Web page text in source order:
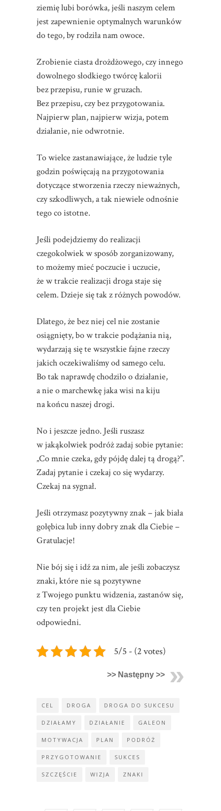
ziemię lubi borówka, jeśli naszym celem
jest zapewnienie optymalnych warunków
do tego, by rodziła nam owoce.
Zrobienie ciasta drożdżowego, czy innego
dowolnego słodkiego twórcę kalorii
bez przepisu, runie w gruzach.
Bez przepisu, czy bez przygotowania.
Najpierw plan, najpierw wizja, potem
działanie, nie odwrotnie.
To wielce zastanawiające, że ludzie tyle
godzin poświęcają na przygotowania
dotyczące stworzenia rzeczy nieważnych,
czy szkodliwych, a tak niewiele odnośnie
tego co istotne.
Jeśli podejdziemy do realizacji
czegokolwiek w sposób zorganizowany,
to możemy mieć poczucie i uczucie,
że w trakcie realizacji droga staje się
celem. Dzieje się tak z różnych powodów.
Dlatego, że bez niej cel nie zostanie
osiągnięty, bo w trakcie podążania nią,
wydarzają się te wszystkie fajne rzeczy
jakich oczekiwaliśmy od samego celu.
Bo tak naprawdę chodziło o działanie,
a nie o marchewkę jaka wisi na kiju
na końcu naszej drogi.
No i jeszcze jedno. Jeśli ruszasz
w jakąkolwiek podróż zadaj sobie pytanie:
„Co mnie czeka, gdy pójdę dalej tą drogą?”.
Zadaj pytanie i czekaj co się wydarzy.
Czekaj na sygnał.
Jeśli otrzymasz pozytywny znak – jak biała
gołębica lub inny dobry znak dla Ciebie –
Gratulacje!
Nie bój się i idź za nim, ale jeśli zobaczysz
znaki, które nie są pozytywne
z Twojego punktu widzenia, zastanów się,
czy ten projekt jest dla Ciebie
odpowiedni.
5/5 - (2 votes)
>> Następny >>
CEL DROGA DROGA DO SUKCESU
DZIAŁAMY DZIAŁANIE GALEON
MOTYWACJA PLAN PODRÓŻ
PRZYGOTOWANIE SUKCES
SZCZĘŚCIE WIZJA ZNAKI